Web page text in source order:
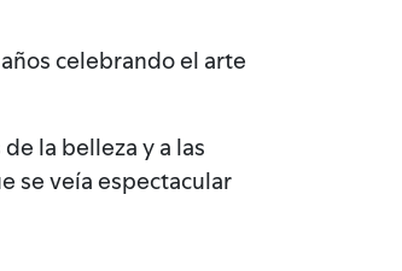
celebrando el arte
la belleza y a las
se veía espectacular